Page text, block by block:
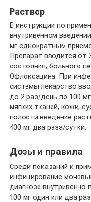
Раствор
В инструкции по
внутривенном
мг однократным
Препарат вводится от
состояния, больного
Офлоксацина. При
системы лекарство
до 2 раз/день по 100
мягких тканей, кожи,
полости введение
400 мг два раза/сутки.
Дозы и правила
Среди показаний к
инфицирование
диагнозе внутривенно
100 мг один или два